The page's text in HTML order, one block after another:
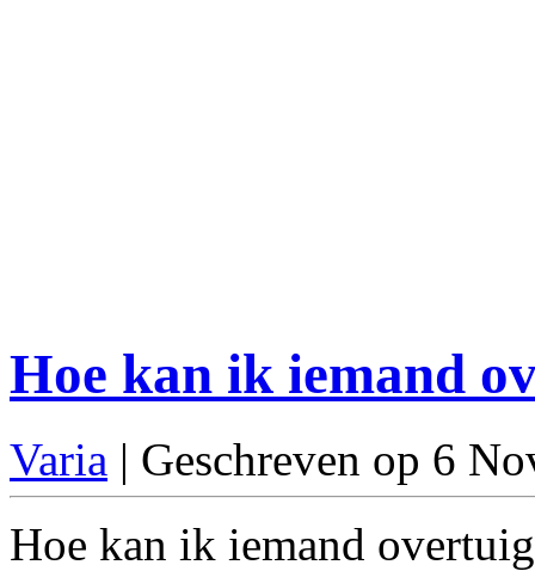
Hoe kan ik iemand
Varia | Geschreven op 6
Hoe kan ik iemand